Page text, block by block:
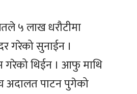
५ लाख धरौटीमा
गरेको सुनाईन ।
गरेको थिईन । आफु माथि
अदालत पाटन पुगेको